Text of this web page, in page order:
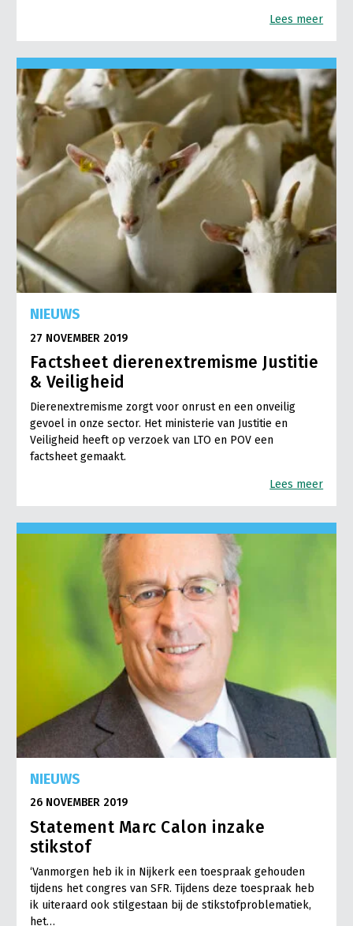
Lees meer
NIEUWS
27 NOVEMBER 2019
Factsheet dierenextremisme Justitie
& Veiligheid
Dierenextremisme zorgt voor onrust en een onveilig
gevoel in onze sector. Het ministerie van Justitie en
Veiligheid heeft op verzoek van LTO en POV een
factsheet gemaakt.
Lees meer
NIEUWS
26 NOVEMBER 2019
Statement Marc Calon inzake
stikstof
‘Vanmorgen heb ik in Nijkerk een toespraak gehouden
tijdens het congres van SFR. Tijdens deze toespraak heb
ik uiteraard ook stilgestaan bij de stikstofproblematiek,
het…